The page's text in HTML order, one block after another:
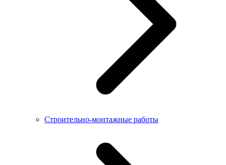
Строительно-монтажные работы